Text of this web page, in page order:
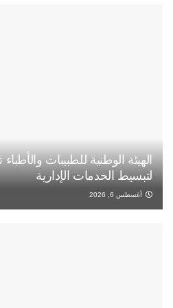
الهيئة الوطنية للطبيبات
لتبسيط الخدمات الإدارية
أغسطس 6, 2026